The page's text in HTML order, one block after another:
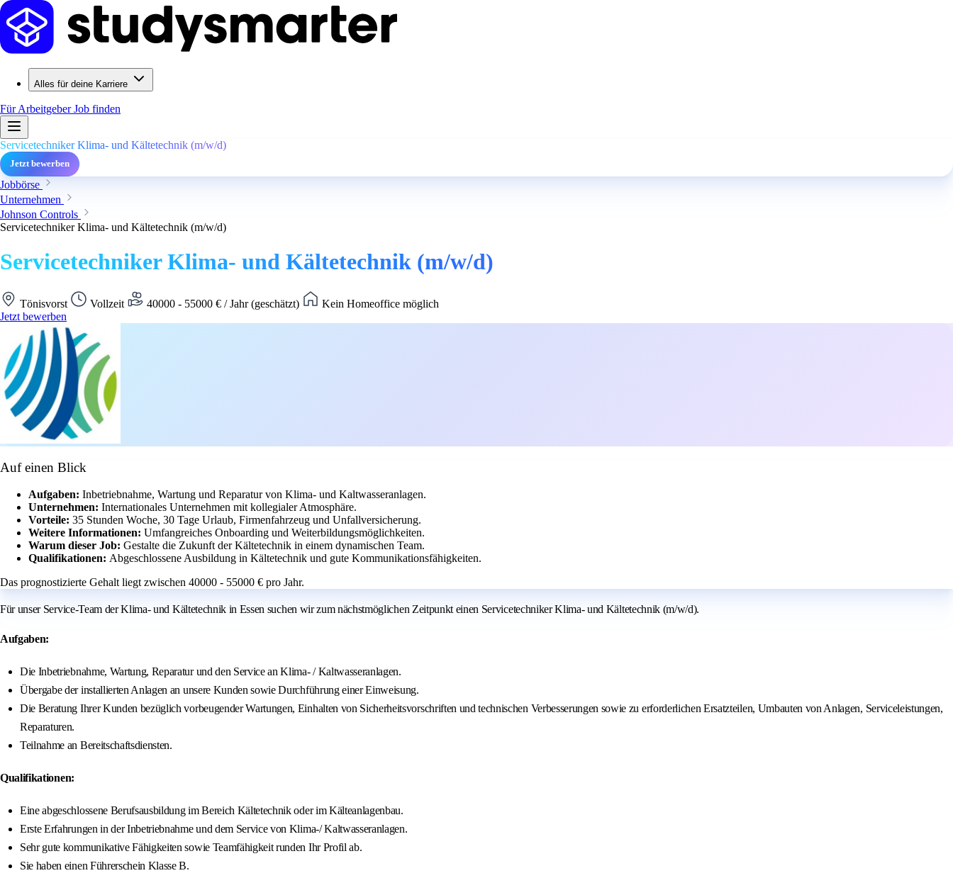
Alles für deine Karriere
Für ArbeitgeberJob finden
Servicetechniker Klima- und Kältetechnik (m/w/d)
Jetzt bewerben
Jobbörse
Unternehmen
Johnson Controls
Servicetechniker Klima- und Kältetechnik (m/w/d)
Servicetechniker Klima- und Kältetechnik (m/w/d)
Tönisvorst Vollzeit 40000 - 55000 € / Jahr (geschätzt)
Kein Homeoffice möglich
Jetzt bewerben
Auf einen Blick
Aufgaben: Inbetriebnahme, Wartung und Reparatur von Klima- und Kaltwasseranlagen.
Unternehmen: Internationales Unternehmen mit kollegialer Atmosphäre.
Vorteile: 35 Stunden Woche, 30 Tage Urlaub, Firmenfahrzeug und Unfallversicherung.
Weitere Informationen: Umfangreiches Onboarding und Weiterbildungsmöglichkeiten.
Warum dieser Job: Gestalte die Zukunft der Kältetechnik in einem dynamischen Team.
Qualifikationen: Abgeschlossene Ausbildung in Kältetechnik und gute Kommunikationsfähigkeiten.
Das prognostizierte Gehalt liegt zwischen 40000 - 55000 € pro Jahr.
Für unser Service-Team der Klima- und Kältetechnik in Essen suchen wir zum nächstmöglichen Zeitpunkt einen Servicetechniker Klima- und Kältetechnik (m/w/d).
Aufgaben:
Die Inbetriebnahme, Wartung, Reparatur und den Service an Klima- / Kaltwasseranlagen.
Übergabe der installierten Anlagen an unsere Kunden sowie Durchführung einer Einweisung.
Die Beratung Ihrer Kunden bezüglich vorbeugender Wartungen, Einhalten von Sicherheitsvorschriften und technischen Verbesserungen sowie zu erforderlichen Ersatzteilen, Umbauten von Anlagen, Serviceleistungen,
Reparaturen.
Teilnahme an Bereitschaftsdiensten.
Qualifikationen:
Eine abgeschlossene Berufsausbildung im Bereich Kältetechnik oder im Kälteanlagenbau.
Erste Erfahrungen in der Inbetriebnahme und dem Service von Klima-/ Kaltwasseranlagen.
Sehr gute kommunikative Fähigkeiten sowie Teamfähigkeit runden Ihr Profil ab.
Sie haben einen Führerschein Klasse B.